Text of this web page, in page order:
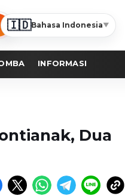
🇮🇩Bahasa Indonesia▼
INFORMASI
Dua